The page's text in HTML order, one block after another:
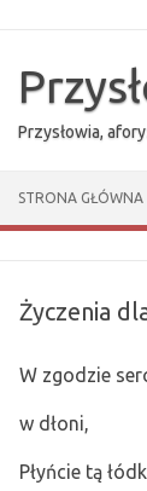
treści
Przysłowia,
STRONA GŁÓWNA
Życzenia
W zgodzie
w dłoni,
Płyńcie tą